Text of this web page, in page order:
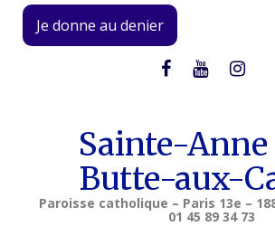
Skip
content
Je donne au denier
Sainte-Anne
Butte-aux-
Paroisse catholique – Paris 13e –
01 45 89 34 73